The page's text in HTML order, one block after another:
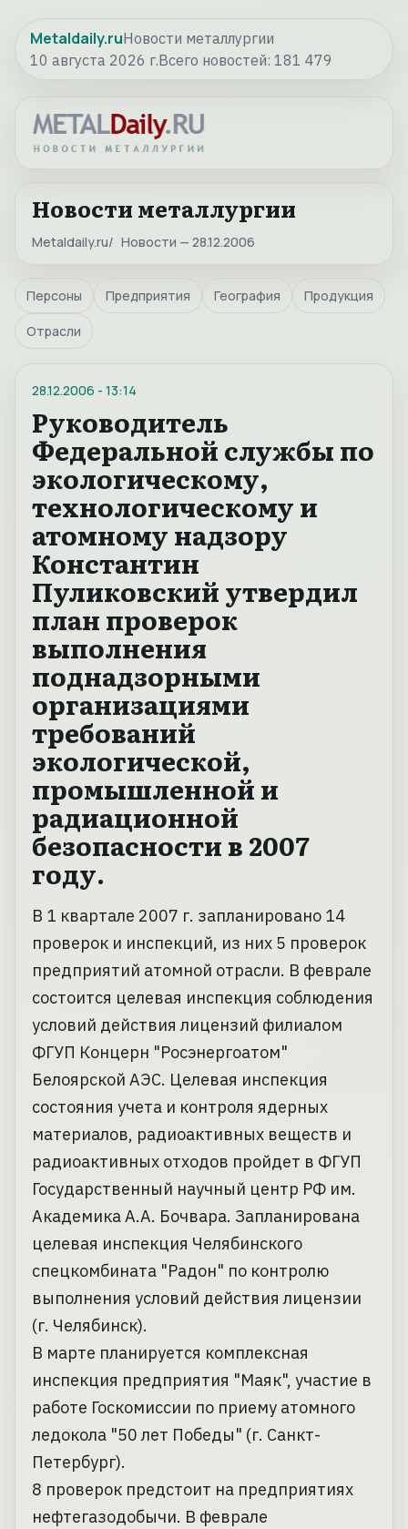
Metaldaily.ruНовости металлургии
10 августа 2026 г.Всего новостей: 181 479
Новости металлургии
Metaldaily.ru Новости — 28.12.2006
Персоны Предприятия География Продукция
Отрасли
28.12.2006 - 13:14
Руководитель
Федеральной службы по
экологическому,
технологическому и
атомному надзору
Константин
Пуликовский утвердил
план проверок
выполнения
поднадзорными
организациями
требований
экологической,
промышленной и
радиационной
безопасности в 2007
году.
В 1 квартале 2007 г. запланировано 14
проверок и инспекций, из них 5 проверок
предприятий атомной отрасли. В феврале
состоится целевая инспекция соблюдения
условий действия лицензий филиалом
ФГУП Концерн "Росэнергоатом"
Белоярской АЭС. Целевая инспекция
состояния учета и контроля ядерных
материалов, радиоактивных веществ и
радиоактивных отходов пройдет в ФГУП
Государственный научный центр РФ им.
Академика А.А. Бочвара. Запланирована
целевая инспекция Челябинского
спецкомбината "Радон" по контролю
выполнения условий действия лицензии
(г. Челябинск).
В марте планируется комплексная
инспекция предприятия "Маяк", участие в
работе Госкомиссии по приему атомного
ледокола "50 лет Победы" (г. Санкт-
Петербург).
8 проверок предстоит на предприятиях
нефтегазодобычи. В феврале